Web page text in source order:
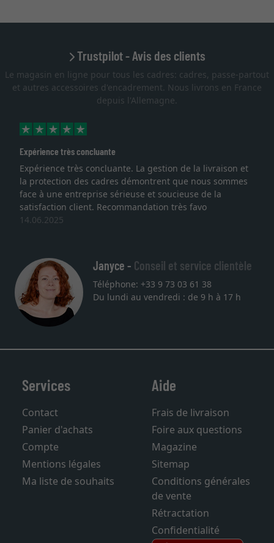
Trustpilot - Avis des clients
Le magasin en ligne pour tous les cadres: cadres, passe-partout
et autres accessoires d'encadrement. Nous livrons en France
depuis l'Allemagne.
Expérience très concluante
Expérience très concluante. La gestion de la livraison et
la protection des cadres démontrent que nous sommes
face à une entreprise sérieuse et soucieuse de la
satisfaction client. Recommandation très favo
14.06.2025
Janyce - Conseil et service clientèle
Téléphone: +33 9 73 03 61 38
Du lundi au vendredi : de 9 h à 17 h
Services
Contact
Panier d'achats
Compte
Mentions légales
Ma liste de souhaits
Aide
Frais de livraison
Foire aux questions
Magazine
Sitemap
Conditions générales
de vente
Rétractation
Confidentialité